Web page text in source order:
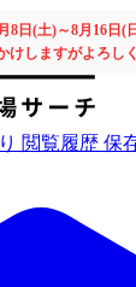
8日(土)～8月16日(
けしますがよろし
閲覧履歴 保